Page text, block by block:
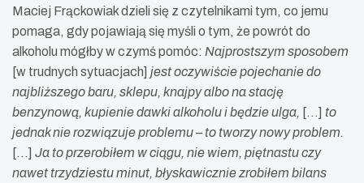
Maciej Frąckowiak dzieli się z czytelnikami tym, co jemu
pomaga, gdy pojawiają się myśli o tym, że powrót do
alkoholu mógłby w czymś pomóc: Najprostszym sposobem
[w trudnych sytuacjach] jest oczywiście pojechanie do
najbliższego baru, sklepu, knajpy albo na stację
benzynową, kupienie dawki alkoholu i będzie ulga, […] to
jednak nie rozwiązuje problemu – to tworzy nowy problem.
[…] Ja to przerobiłem w ciągu, nie wiem, piętnastu czy
nawet trzydziestu minut, błyskawicznie zrobiłem bilans